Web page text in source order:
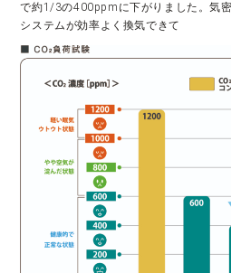
で約1/3の400ppmに下がりました。気
システムが効率よく換気できて